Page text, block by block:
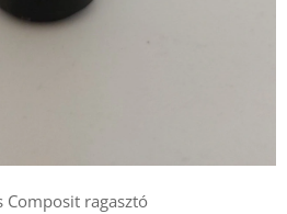
Composit ragasztó